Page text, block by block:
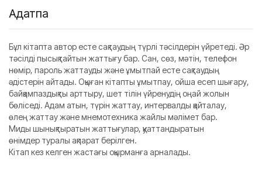
Аңдатпа
Бұл кітапта автор есте сақтаудың түрлі тәсілдерін үйретеді. Әр
тәсілді пысықтайтын жаттығу бар. Сан, сөз, мәтін, телефон
нөмір, пароль жаттауды және ұмытпай есте сақтаудың
әдістерін айтады. Оқыған кітапты ұмытпау, ойша есеп шығару,
байқампаздықты арттыру, шет тілін үйренудің оңай жолын
бөліседі. Адам атын, түрін жаттау, интервалды қайталау,
өлең жаттау және мнемотехника жайлы мәлімет бар.
Миды шынықтыратын жаттығулар, қуаттандыратын
өнімдер туралы ақпарат берілген.
Кітап кез келген жастағы оқырманға арналады.